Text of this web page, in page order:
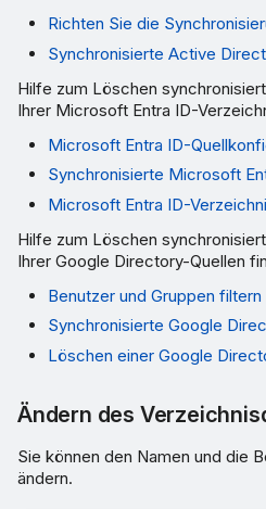
Richten Sie die
Synchronisierte Active
Hilfe zum Löschen
Ihrer Microsoft Entra ID-
Microsoft Entra ID-
Synchronisierte Microsoft
Microsoft Entra ID-
Hilfe zum Löschen
Ihrer Google Directory-Quellen
Benutzer und Gruppen filtern
Synchronisierte Google
Löschen einer Google
Ändern des
Sie können den Namen und die
ändern.